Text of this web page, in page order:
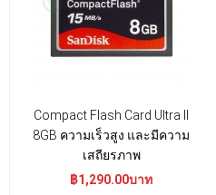
Compact Flash Card Ultra II
8GB ความเร็วสูง และมีความ
เสถียรภาพ
฿1,290.00บาท